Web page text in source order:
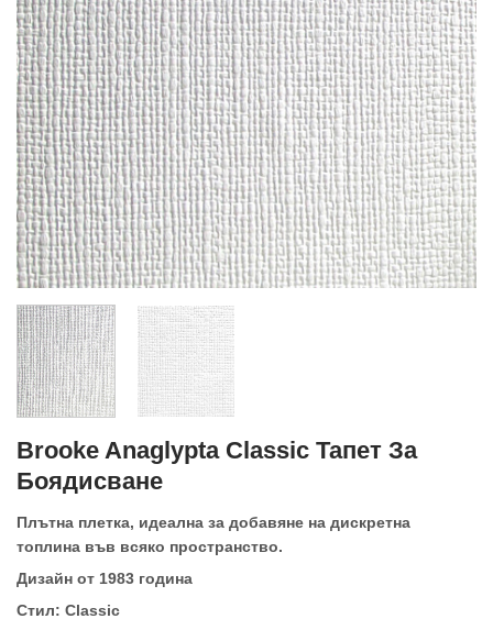
Brooke Anaglypta Classic Тапет За
Боядисване
Плътна плетка, идеална за добавяне на дискретна
топлина във всяко пространство.
Дизайн от 1983 година
Стил: Classic